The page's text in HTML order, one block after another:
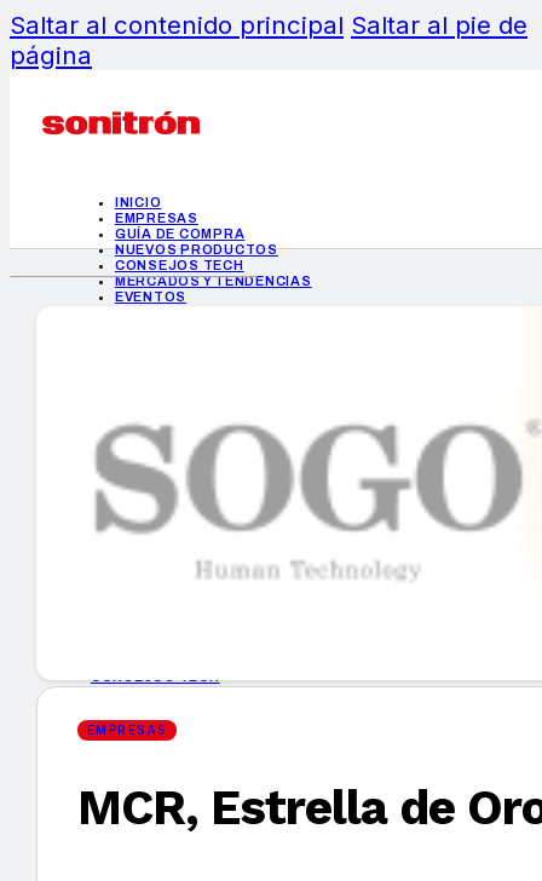
Saltar al contenido principal Saltar al pie de
página
INICIO
EMPRESAS
GUÍA DE COMPRA
NUEVOS PRODUCTOS
CONSEJOS TECH
MERCADOS Y TENDENCIAS
EVENTOS
INICIO
EMPRESAS
GUÍA DE COMPRA
MERCADOS Y TENDENCIAS
EMPRESAS
MCR, Estrella de